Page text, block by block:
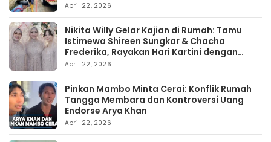
April 22, 2026
Nikita Willy Gelar Kajian di Rumah: Tamu
Istimewa Shireen Sungkar & Chacha
Frederika, Rayakan Hari Kartini dengan
Kehangatan
April 22, 2026
Pinkan Mambo Minta Cerai: Konflik Rumah
Tangga Membara dan Kontroversi Uang
Endorse Arya Khan
April 22, 2026